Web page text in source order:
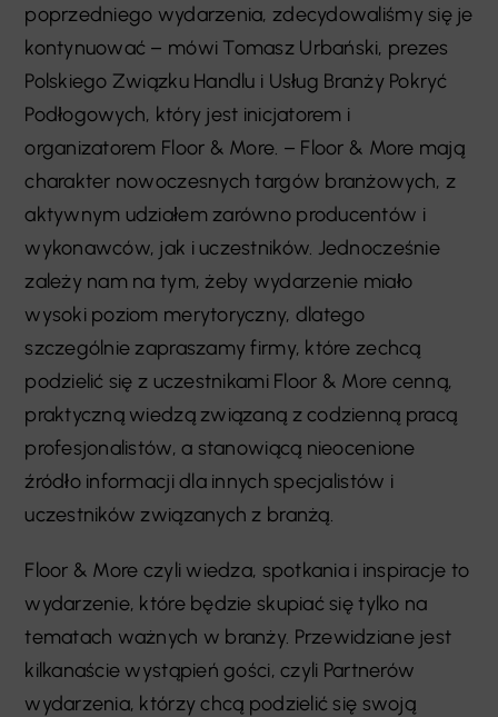
poprzedniego wydarzenia, zdecydowaliśmy się je
kontynuować – mówi Tomasz Urbański, prezes
Polskiego Związku Handlu i Usług Branży Pokryć
Podłogowych, który jest inicjatorem i
organizatorem Floor & More. – Floor & More mają
charakter nowoczesnych targów branżowych, z
aktywnym udziałem zarówno producentów i
wykonawców, jak i uczestników. Jednocześnie
zależy nam na tym, żeby wydarzenie miało
wysoki poziom merytoryczny, dlatego
szczególnie zapraszamy firmy, które zechcą
podzielić się z uczestnikami Floor & More cenną,
praktyczną wiedzą związaną z codzienną pracą
profesjonalistów, a stanowiącą nieocenione
źródło informacji dla innych specjalistów i
uczestników związanych z branżą.
Floor & More czyli wiedza, spotkania i inspiracje to
wydarzenie, które będzie skupiać się tylko na
tematach ważnych w branży. Przewidziane jest
kilkanaście wystąpień gości, czyli Partnerów
wydarzenia, którzy chcą podzielić się swoją